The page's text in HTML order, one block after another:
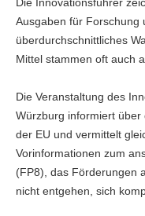
Ausgaben für Forschung
überdurchschnittliches
Mittel stammen oft auch
Die Veranstaltung des
Würzburg informiert
der EU und vermittelt
Vorinformationen zum
(FP8), das Förderungen
nicht entgehen, sich